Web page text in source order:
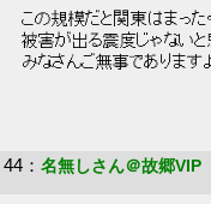
この規模だと関東はまった
被害が出る震度じゃないと
みなさんご無事であります
44 ： 名無しさん＠故郷VIP